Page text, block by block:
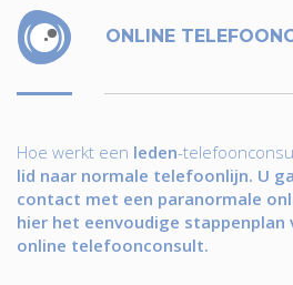
ONLINE
Hoe werkt een leden-
lid naar normale telefoonlijn. U
contact met een paranormale
hier het eenvoudige stappenplan
online telefoonconsult.